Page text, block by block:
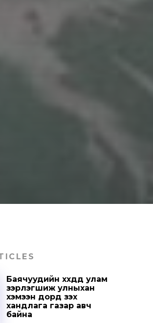
Баячуудийн хүүхдүүд улам
зэрлэгшиж улныхан
хэмээн дорд үзэх
хандлага газар авч
байна